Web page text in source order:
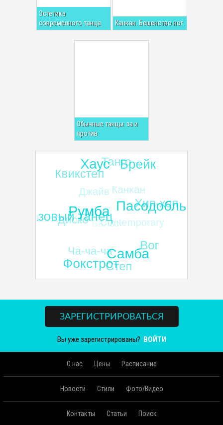
Эстетика
современного танца
Канкан. Бешенство ног.
Обычные танцы: за и
против
ЗАРЕГИСТРИРОВАТЬСЯ
Вы уже зарегистрированы? ВОЙТИ
О нас Цены Расписание
Новости Стили Фото/Видео
Контакты Статьи Поиск